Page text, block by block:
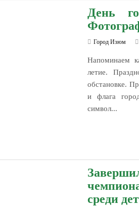
День
Город Изюм
Напоминаем
летие.
обстановке.
и флага
символ...
среди